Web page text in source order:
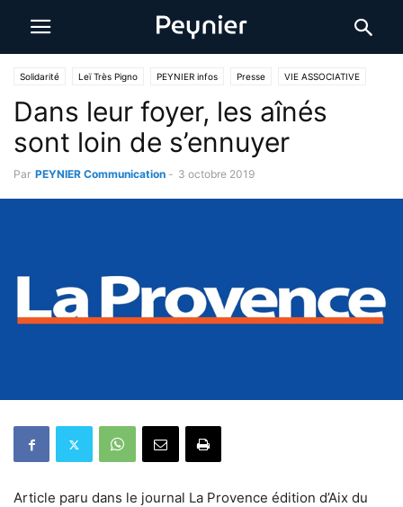
Solidarité Leï Très Pigno PEYNIER infos Presse VIE ASSOCIATIVE
Dans leur foyer, les aînés
sont loin de s’ennuyer
Par PEYNIER Communication - 3 octobre 2019
Article paru dans le journal La Provence édition d’Aix du